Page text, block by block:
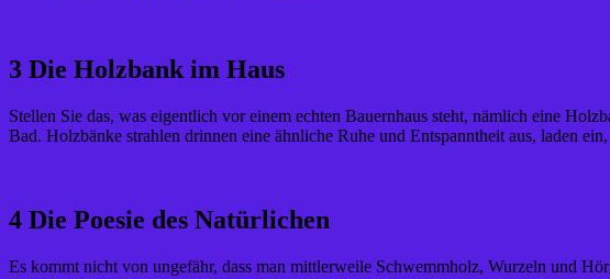
3 Die Holzbank im Haus
Stellen Sie das, was eigentlich vor einem echten Bauernhaus steht, nämlich eine
Bad. Holzbänke strahlen drinnen eine ähnliche Ruhe und Entspanntheit aus, laden
4 Die Poesie des Natürlichen
Es kommt nicht von ungefähr, dass man mittlerweile Schwemmholz, Wurzeln und